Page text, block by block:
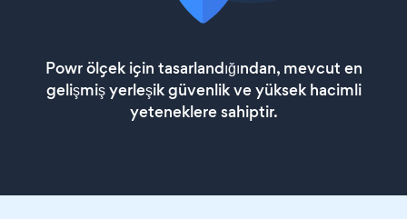
Powr ölçek için tasarlandığından, mevcut en
gelişmiş yerleşik güvenlik ve yüksek hacimli
yeteneklere sahiptir.